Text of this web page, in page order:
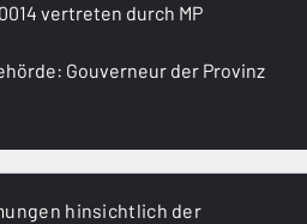
hinsichtlich der
vertreten durch MP
Gouverneur der Provinz